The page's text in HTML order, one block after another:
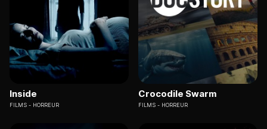
Inside
FILMS HORREUR
Crocodile Swarm
FILMS HORREUR